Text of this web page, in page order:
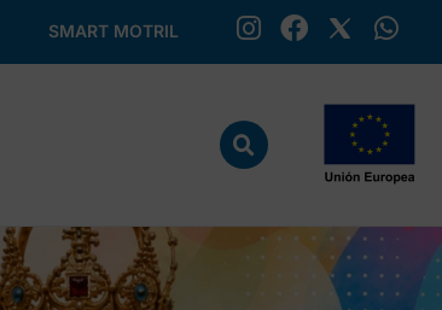
SMART MOTRIL